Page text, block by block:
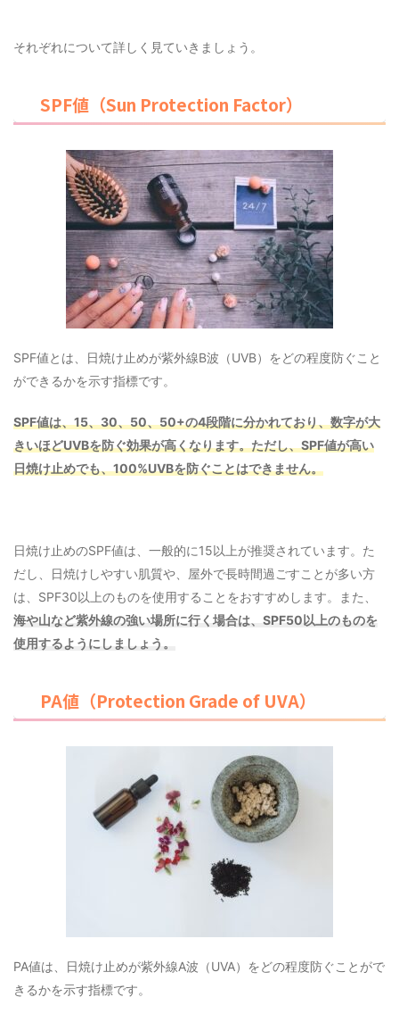
それぞれについて詳しく見ていきましょう。
SPF値（Sun Protection Factor）
SPF値とは、日焼け止めが紫外線B波（UVB）をどの程度防ぐこと
ができるかを示す指標です。
SPF値は、15、30、50、50+の4段階に分かれており、数字が大
きいほどUVBを防ぐ効果が高くなります。ただし、SPF値が高い
日焼け止めでも、100%UVBを防ぐことはできません。
日焼け止めのSPF値は、一般的に15以上が推奨されています。た
だし、日焼けしやすい肌質や、屋外で長時間過ごすことが多い方
は、SPF30以上のものを使用することをおすすめします。また、
海や山など紫外線の強い場所に行く場合は、SPF50以上のものを
使用するようにしましょう。
PA値（Protection Grade of UVA）
PA値は、日焼け止めが紫外線A波（UVA）をどの程度防ぐことがで
きるかを示す指標です。